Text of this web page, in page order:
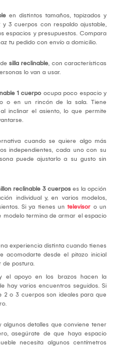
en distintos tamaños, tapizados y
y 3 cuerpos con respaldo ajustable,
espacios y presupuestos. Compara
tu pedido con envío a domicilio.
silla reclinable, con características
lo van a usar.
1 cuerpo ocupa poco espacio y
o en un rincón de la sala. Tiene
inclinar el asiento, lo que permite
cuando se quiere algo más
independientes, cada uno con su
puede ajustarlo a su gusto sin
reclinable 3 cuerpos es la opción
individual y, en varios modelos,
Si ya tienes un televisor o un
modelo termina de armar el espacio
experiencia distinta cuando tienes
acomodarte desde el pitazo inicial
de postura.
el apoyo en los brazos hacen la
hay varios encuentros seguidos. Si
2 o 3 cuerpos son ideales para que
algunos detalles que conviene tener
asegúrate de que haya espacio
necesita algunos centímetros